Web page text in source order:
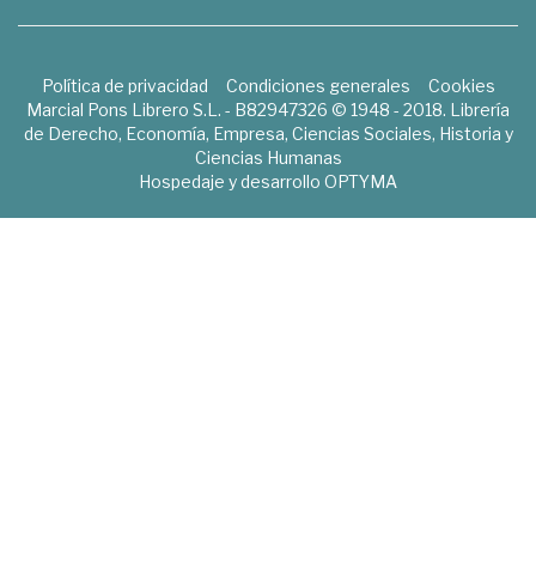
Política de privacidad Condiciones generales
Cookies
Marcial Pons Librero S.L. - B82947326 © 1948 - 2018. Librería
de Derecho, Economía, Empresa, Ciencias Sociales, Historia y
Ciencias Humanas
Hospedaje y desarrollo OPTYMA